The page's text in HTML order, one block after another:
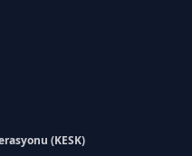
(KESK)